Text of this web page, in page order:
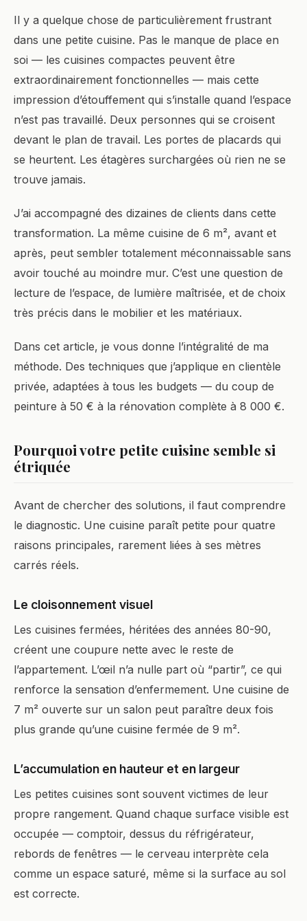
Il y a quelque chose de particulièrement frustrant
dans une petite cuisine. Pas le manque de place en
soi — les cuisines compactes peuvent être
extraordinairement fonctionnelles — mais cette
impression d’étouffement qui s’installe quand l’espace
n’est pas travaillé. Deux personnes qui se croisent
devant le plan de travail. Les portes de placards qui
se heurtent. Les étagères surchargées où rien ne se
trouve jamais.
J’ai accompagné des dizaines de clients dans cette
transformation. La même cuisine de 6 m², avant et
après, peut sembler totalement méconnaissable sans
avoir touché au moindre mur. C’est une question de
lecture de l’espace, de lumière maîtrisée, et de choix
très précis dans le mobilier et les matériaux.
Dans cet article, je vous donne l’intégralité de ma
méthode. Des techniques que j’applique en clientèle
privée, adaptées à tous les budgets — du coup de
peinture à 50 € à la rénovation complète à 8 000 €.
Pourquoi votre petite cuisine semble si
étriquée
Avant de chercher des solutions, il faut comprendre
le diagnostic. Une cuisine paraît petite pour quatre
raisons principales, rarement liées à ses mètres
carrés réels.
Le cloisonnement visuel
Les cuisines fermées, héritées des années 80-90,
créent une coupure nette avec le reste de
l’appartement. L’œil n’a nulle part où “partir”, ce qui
renforce la sensation d’enfermement. Une cuisine de
7 m² ouverte sur un salon peut paraître deux fois
plus grande qu’une cuisine fermée de 9 m².
L’accumulation en hauteur et en largeur
Les petites cuisines sont souvent victimes de leur
propre rangement. Quand chaque surface visible est
occupée — comptoir, dessus du réfrigérateur,
rebords de fenêtres — le cerveau interprète cela
comme un espace saturé, même si la surface au sol
est correcte.